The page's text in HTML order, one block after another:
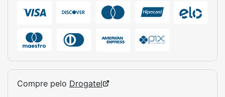
Compre pelo Drogatel